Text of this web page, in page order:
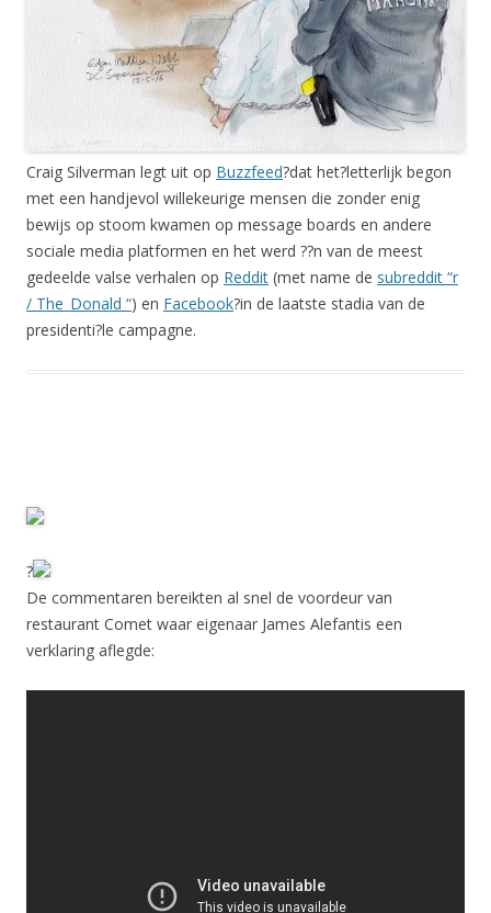
Craig Silverman legt uit op Buzzfeed?dat het?letterlijk begon
met een handjevol willekeurige mensen die zonder enig
bewijs op stoom kwamen op message boards en andere
sociale media platformen en het werd ??n van de meest
gedeelde valse verhalen op Reddit (met name de subreddit “r
/ The_Donald “) en Facebook?in de laatste stadia van de
presidenti?le campagne.
?
De commentaren bereikten al snel de voordeur van
restaurant Comet waar eigenaar James Alefantis een
verklaring aflegde: